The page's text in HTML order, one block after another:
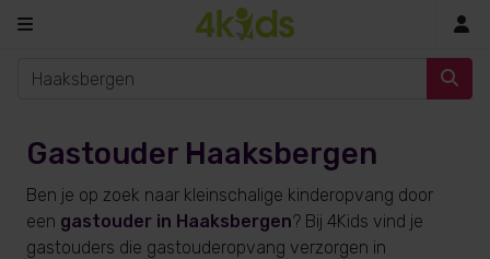
Gastouder Haaksbergen
Ben je op zoek naar kleinschalige kinderopvang door
een gastouder in Haaksbergen? Bij 4Kids vind je
gastouders die gastouderopvang verzorgen in